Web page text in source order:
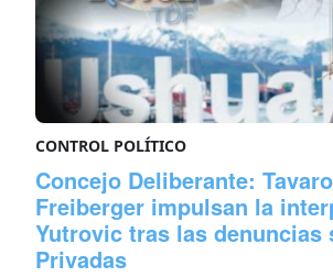
CONTROL POLÍTICO
Concejo Deliberante:
Freiberger impulsan la
Yutrovic tras las denuncias
Privadas